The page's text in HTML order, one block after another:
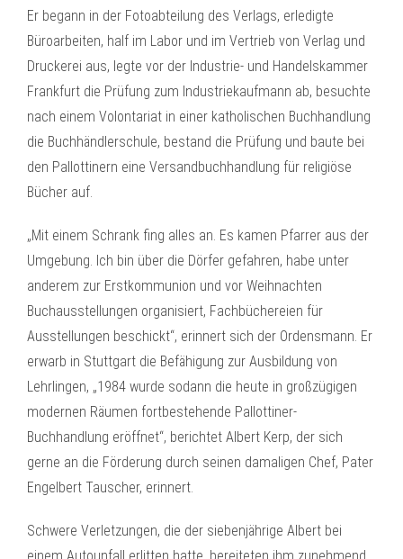
Er begann in der Fotoabteilung des Verlags, erledigte
Büroarbeiten, half im Labor und im Vertrieb von Verlag und
Druckerei aus, legte vor der Industrie- und Handelskammer
Frankfurt die Prüfung zum Industriekaufmann ab, besuchte
nach einem Volontariat in einer katholischen Buchhandlung
die Buchhändlerschule, bestand die Prüfung und baute bei
den Pallottinern eine Versandbuchhandlung für religiöse
Bücher auf.
„Mit einem Schrank fing alles an. Es kamen Pfarrer aus der
Umgebung. Ich bin über die Dörfer gefahren, habe unter
anderem zur Erstkommunion und vor Weihnachten
Buchausstellungen organisiert, Fachbüchereien für
Ausstellungen beschickt“, erinnert sich der Ordensmann. Er
erwarb in Stuttgart die Befähigung zur Ausbildung von
Lehrlingen, „1984 wurde sodann die heute in großzügigen
modernen Räumen fortbestehende Pallottiner-
Buchhandlung eröffnet“, berichtet Albert Kerp, der sich
gerne an die Förderung durch seinen damaligen Chef, Pater
Engelbert Tauscher, erinnert.
Schwere Verletzungen, die der siebenjährige Albert bei